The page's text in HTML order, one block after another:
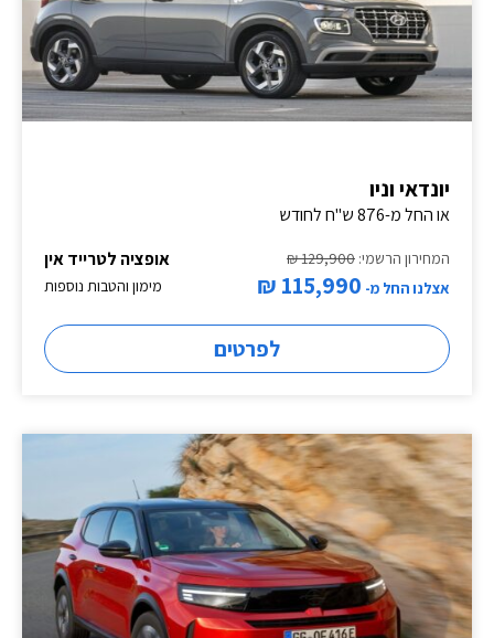
יונדאי וניו
או החל מ-876 ש"ח לחודש
אופציה לטרייד אין
המחירון הרשמי: 129,900 ₪
מימון והטבות נוספות
אצלנו החל מ- 115,990 ₪
לפרטים